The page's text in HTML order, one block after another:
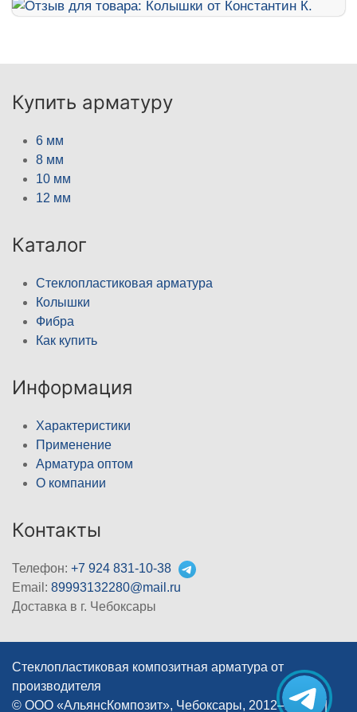
Купить арматуру
6 мм
8 мм
10 мм
12 мм
Каталог
Стеклопластиковая арматура
Колышки
Фибра
Как купить
Информация
Характеристики
Применение
Арматура оптом
О компании
Контакты
Телефон: +7 924 831-10-38
Email: 89993132280@mail.ru
Доставка в г. Чебоксары
Стеклопластиковая композитная арматура от
производителя
© ООО «АльянсКомпозит», Чебоксары, 2012–2026
|